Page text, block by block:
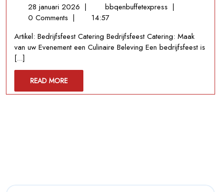
28 januari 2026 28
januari
| bbqenbuffetexpress Unieke
Ervaringen
om
|
0 Comments |
14:57
Artikel: Bedrijfsfeest Catering Bedrijfsfeest Catering: Maak
van uw Evenement een Culinaire Beleving Een bedrijfsfeest is
[...]
READ MOREREAD
MORE